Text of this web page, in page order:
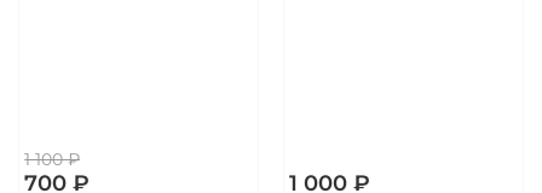
1 100 ₽
700 ₽ 1 000 ₽